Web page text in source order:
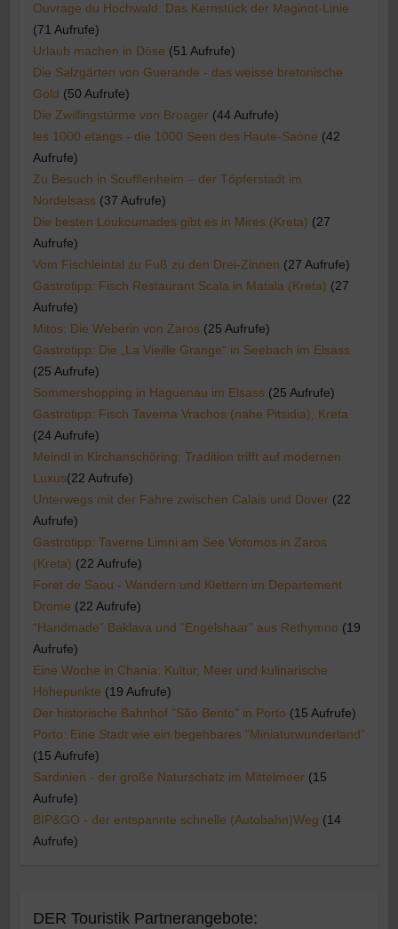
Ouvrage du Hochwald: Das Kernstück der Maginot-Linie
(71 Aufrufe)
Urlaub machen in Döse (51 Aufrufe)
Die Salzgärten von Guerande - das weisse bretonische
Gold (50 Aufrufe)
Die Zwillingstürme von Broager (44 Aufrufe)
les 1000 etangs - die 1000 Seen des Haute-Saòne (42
Aufrufe)
Zu Besuch in Soufflenheim – der Töpferstadt im
Nordelsass (37 Aufrufe)
Die besten Loukoumades gibt es in Mires (Kreta) (27
Aufrufe)
Vom Fischleintal zu Fuß zu den Drei-Zinnen (27 Aufrufe)
Gastrotipp: Fisch Restaurant Scala in Matala (Kreta) (27
Aufrufe)
Mitos: Die Weberin von Zaros (25 Aufrufe)
Gastrotipp: Die „La Vieille Grange“ in Seebach im Elsass
(25 Aufrufe)
Sommershopping in Haguenau im Elsass (25 Aufrufe)
Gastrotipp: Fisch Taverna Vrachos (nahe Pitsidia), Kreta
(24 Aufrufe)
Meindl in Kirchanschöring: Tradition trifft auf modernen
Luxus​(22 Aufrufe)
Unterwegs mit der Fähre zwischen Calais und Dover (22
Aufrufe)
Gastrotipp: Taverne Limni am See Votomos in Zaros
(Kreta) (22 Aufrufe)
Foret de Saou - Wandern und Klettern im Departement
Drome (22 Aufrufe)
“Handmade” Baklava und “Engelshaar” aus Rethymno (19
Aufrufe)
Eine Woche in Chania: Kultur, Meer und kulinarische
Höhepunkte (19 Aufrufe)
Der historische Bahnhof "São Bento" in Porto (15 Aufrufe)
Porto: Eine Stadt wie ein begehbares "Miniaturwunderland"
(15 Aufrufe)
Sardinien - der große Naturschatz im Mittelmeer (15
Aufrufe)
BIP&GO - der entspannte schnelle (Autobahn)Weg (14
Aufrufe)
DER Touristik Partnerangebote: